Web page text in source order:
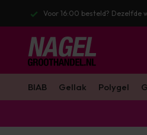
Enorm assortiment & alle
BIAB Gellak Polygel